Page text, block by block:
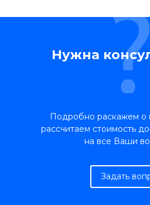
Нужна
Подробно раскажем о
рассчитаем стоимость
на все Ваши
Задать